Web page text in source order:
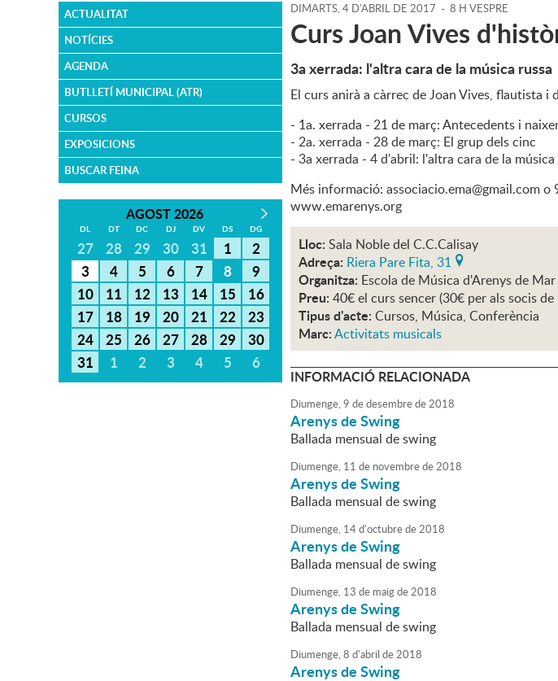
ACTUALITAT
NOTÍCIES
AGENDA
BUTLLETÍ MUNICIPAL (ATR)
CURSOS
EXPOSICIONS
BUSCAR FEINA
AGOST 2026
DL DT DC DJ DV DS DG
27 28 29 30 31 1
2
3
4 5 6 7 8
9
10
11 12 13 14 15
16
17
18 19 20 21 22
23
24
25 26 27 28 29
30
31
1 2 3 4 5 6
DIMARTS,4 D'ABRIL DE 2017 - 8 H VESPRE
Curs Joan Vives
3a xerrada: l'altra cara de la música russa
El curs anirà a càrrec de Joan Vives, flautista
- 1a. xerrada - 21 de març: Antecedents i
- 2a. xerrada - 28 de març: El grup dels cinc
- 3a xerrada - 4 d'abril: l'altra cara de la música
Més informació: associacio.ema@gmail.com o
www.emarenys.org
Lloc: Sala Noble del C.C.Calisay
Adreça: Riera Pare Fita, 31
Organitza: Escola de Música d'Arenys de Mar
Preu: 40€ el curs sencer (30€ per als socis
Tipus d'acte: Cursos, Música, Conferència
Marc:Activitats musicals
INFORMACIÓ RELACIONADA
Diumenge,9 dedesembrede2018
Arenys de Swing
Ballada mensual de swing
Diumenge, 11 de novembrede2018
Arenys de Swing
Ballada mensual de swing
Diumenge, 14d'octubrede2018
Arenys de Swing
Ballada mensual de swing
Diumenge, 13 de maigde2018
Arenys de Swing
Ballada mensual de swing
Diumenge,8 d'abril de2018
Arenys de Swing